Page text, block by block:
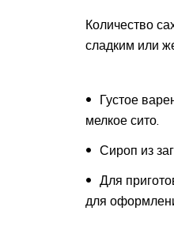
Количество
сладким или
Густое
мелкое сито.
Сироп из
Для
для